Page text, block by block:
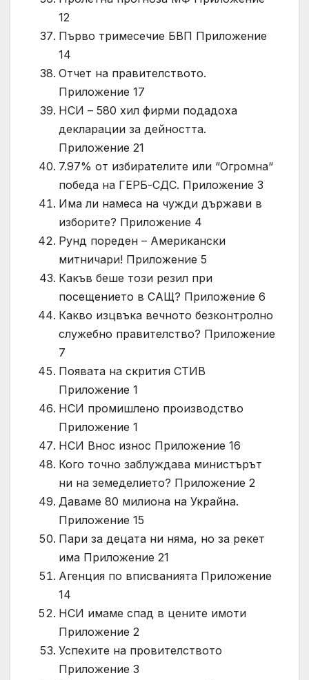
12
Първо тримесечие БВП Приложение
14
Отчет на правителството.
Приложение 17
НСИ – 580 хил фирми подадоха
декларации за дейността.
Приложение 21
7.97% от избирателите или “Огромна“
победа на ГЕРБ-СДС. Приложение 3
Има ли намеса на чужди държави в
изборите? Приложение 4
Рунд пореден – Американски
митничари! Приложение 5
Какъв беше този резил при
посещението в САЩ? Приложение 6
Какво изцвъка вечното безконтролно
служебно правителство? Приложение
7
Появата на скрития СТИВ
Приложение 1
НСИ промишлено производство
Приложение 1
НСИ Внос износ Приложение 16
Кого точно заблуждава министърът
ни на земеделието? Приложение 2
Даваме 80 милиона на Украйна.
Приложение 15
Пари за децата ни няма, но за рекет
има Приложение 21
Агенция по вписванията Приложение
14
НСИ имаме спад в цените имоти
Приложение 2
Успехите на провителството
Приложение 3